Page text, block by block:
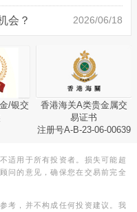
会？ 2026/06/18
/银交
香港海关A类贵金属交
易证书
注册号A-B-23-06-00639
适用于所有投资者。损失可能超
问的意见，确保您在交易前完全
考，并不构成任何投资建议。我